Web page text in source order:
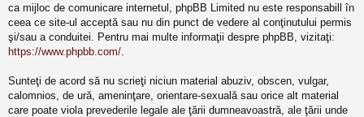
ca mijloc de comunicare internetul, phpBB Limited nu este responsabill în
ceea ce site-ul acceptă sau nu din punct de vedere al conţinutului permis
şi/sau a conduitei. Pentru mai multe informaţii despre phpBB, vizitaţi:
https://www.phpbb.com/
Sunteţi de acord să nu scrieţi niciun material abuziv, obscen, vulgar,
calomnios, de ură, ameninţare, orientare-sexuală sau orice alt material
care poate viola prevederile legale ale ţării dumneavoastră, ale ţării unde